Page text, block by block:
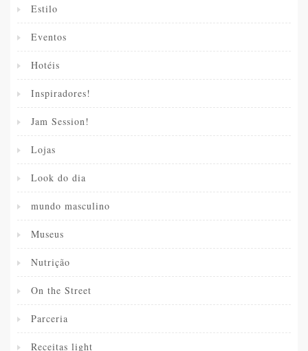
Estilo
Eventos
Hotéis
Inspiradores!
Jam Session!
Lojas
Look do dia
mundo masculino
Museus
Nutrição
On the Street
Parceria
Receitas light